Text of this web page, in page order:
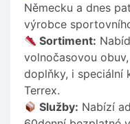
Německu a dnes
výrobce
Sortiment:
volnočasovou
doplňky, i speciální
Terrex.
Služby: Nabízí